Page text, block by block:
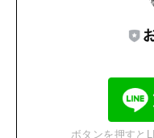
ボタンを押すと